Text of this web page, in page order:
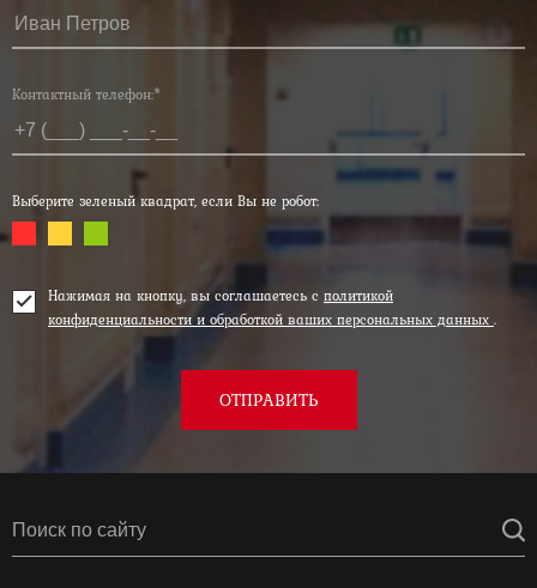
Контактный телефон:*
Выберите зеленый квадрат, если Вы не робот:
Нажимая на кнопку, вы соглашаетесь с политикой
конфиденциальности и обработкой ваших персональных данных .
ОТПРАВИТЬ